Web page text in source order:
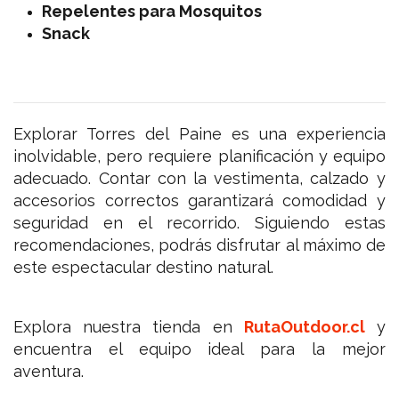
Repelentes para Mosquitos
Snack
Explorar Torres del Paine es una experiencia
inolvidable, pero requiere planificación y equipo
adecuado. Contar con la vestimenta, calzado y
accesorios correctos garantizará comodidad y
seguridad en el recorrido. Siguiendo estas
recomendaciones, podrás disfrutar al máximo de
este espectacular destino natural.
Explora nuestra tienda en RutaOutdoor.cly
encuentra el equipo ideal para la mejor
aventura.